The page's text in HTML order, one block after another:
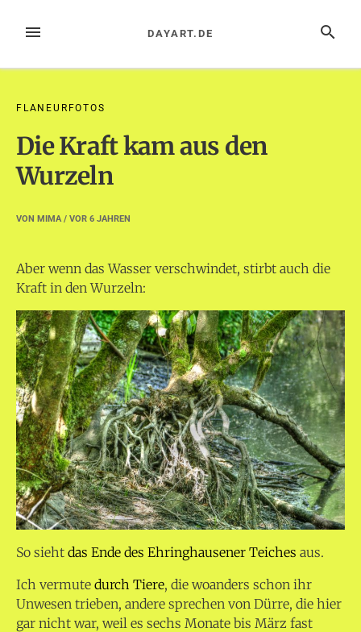
InhaltMENÜ SUCHE
DAYART.DE
FLANEURFOTOS
Die Kraft kam aus den
Wurzeln
VON MIMA/ VOR 6 JAHREN
Aber wenn das Wasser verschwindet, stirbt auch die
Kraft in den Wurzeln:
So sieht das Ende des Ehringhausener Teiches aus.
Ich vermute durch Tiere, die woanders schon ihr
Unwesen trieben, andere sprechen von Dürre, die hier
gar nicht war, weil es sechs Monate bis März fast